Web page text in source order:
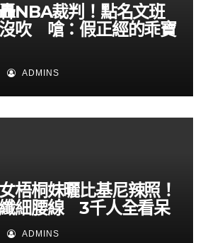
NBA裁判！點名文班
吹 嗆：假正經的乖寶
ADMINS
梧桐妹曬比基尼辣照！
細腰線 3千人全看呆
ADMINS